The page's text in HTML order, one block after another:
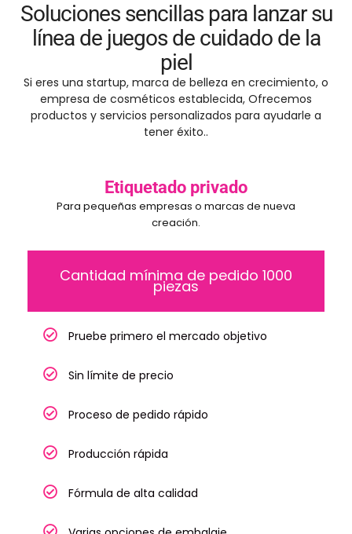
Soluciones sencillas para lanzar su
línea de juegos de cuidado de la
piel
Si eres una startup, marca de belleza en crecimiento, o
empresa de cosméticos establecida, Ofrecemos
productos y servicios personalizados para ayudarle a
tener éxito..
Etiquetado privado
Para pequeñas empresas o marcas de nueva
creación.
Cantidad mínima de pedido 1000
piezas
Pruebe primero el mercado objetivo
Sin límite de precio
Proceso de pedido rápido
Producción rápida
Fórmula de alta calidad